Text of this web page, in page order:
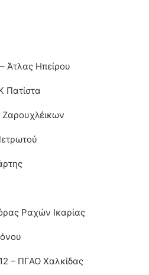
Άτλας Ηπείρου
Πατίστα
Ραχών Ικαρίας
– ΠΓΑΟ Χαλκίδας